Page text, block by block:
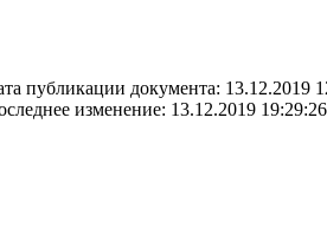
публикации документа: 13.12.2019
изменение: 13.12.2019 19:29:26